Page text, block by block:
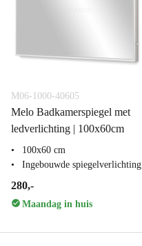
M06-1000-40605
Melo Badkamerspiegel met
ledverlichting | 100x60cm
100x60 cm
Ingebouwde spiegelverlichting
280,-
Maandag in huis